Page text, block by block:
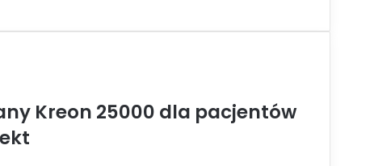
Kreon 25000 dla pacjentów